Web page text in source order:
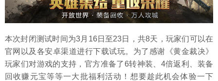
本次封闭测试时间为3月16日至23日，共8天，玩家们可以在
官网以及各安卓渠道进行下载试玩。为了感谢《黄金裁决》
玩家们对游戏的支持，官方准备了6转神装、4倍返利、装备
回收赚元宝等等一大批福利活动！想要趁此机会体验一下